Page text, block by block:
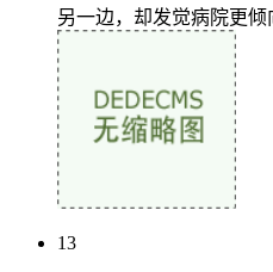
另一边，却发觉病院更
13